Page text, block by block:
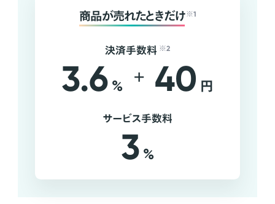
商品が売れたときだけ ※1
決済手数料 ※2
3.6 % + 40 円
サービス手数料
3 %